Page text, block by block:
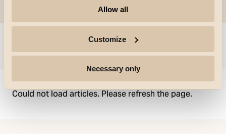
Allow all
Customize
Necessary only
Could not load articles. Please refresh the page.